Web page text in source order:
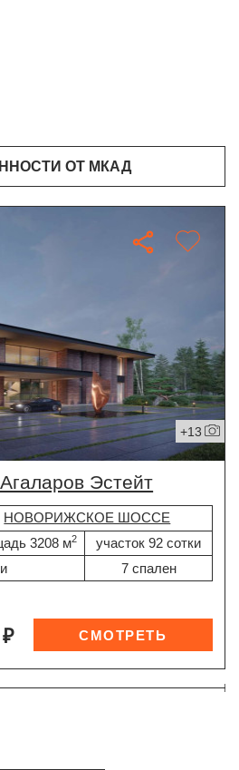
ОТ МКАД
+13
Эстейт
НОВОРИЖСКОЕ ШОССЕ
3208 м2
участок 92 сотки
7 спален